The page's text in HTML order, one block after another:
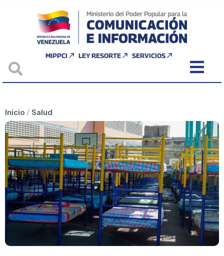
MIPPCI LEY RESORTE SERVICIOS
Inicio / Salud